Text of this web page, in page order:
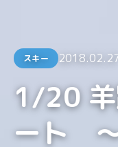
スキー
1/20 羊
ート